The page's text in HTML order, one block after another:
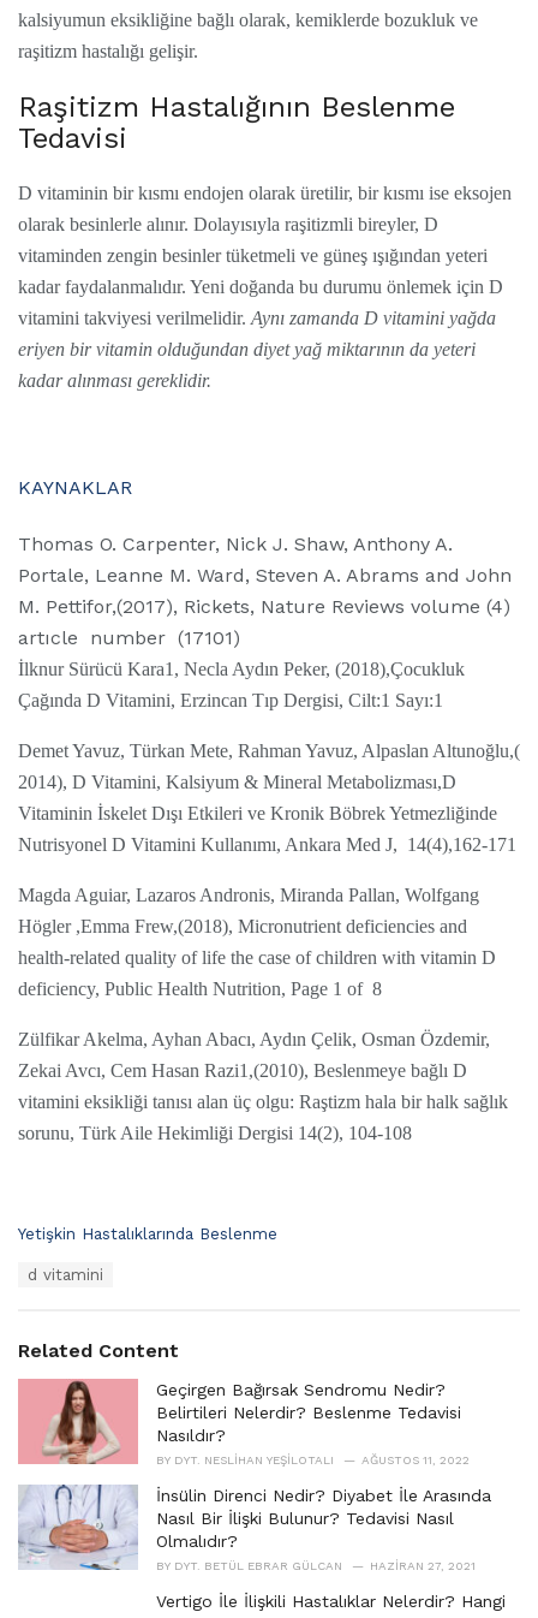
kalsiyumun eksikliğine bağlı olarak, kemiklerde bozukluk ve
raşitizm hastalığı gelişir.
Raşitizm Hastalığının Beslenme
Tedavisi
D vitaminin bir kısmı endojen olarak üretilir, bir kısmı ise eksojen
olarak besinlerle alınır. Dolayısıyla raşitizmli bireyler, D
vitaminden zengin besinler tüketmeli ve güneş ışığından yeteri
kadar faydalanmalıdır. Yeni doğanda bu durumu önlemek için D
vitamini takviyesi verilmelidir. Aynı zamanda D vitamini yağda
eriyen bir vitamin olduğundan diyet yağ miktarının da yeteri
kadar alınması gereklidir.
KAYNAKLAR
Thomas O. Carpenter, Nick J. Shaw, Anthony A.
Portale, Leanne M. Ward, Steven A. Abrams and John
M. Pettifor,(2017), Rickets, Nature Reviews volume (4)
artıcle number (17101)
İlknur Sürücü Kara1, Necla Aydın Peker, (2018),Çocukluk
Çağında D Vitamini, Erzincan Tıp Dergisi, Cilt:1 Sayı:1
Demet Yavuz, Türkan Mete, Rahman Yavuz, Alpaslan Altunoğlu,(
2014), D Vitamini, Kalsiyum & Mineral Metabolizması,D
Vitaminin İskelet Dışı Etkileri ve Kronik Böbrek Yetmezliğinde
Nutrisyonel D Vitamini Kullanımı, Ankara Med J, 14(4),162-171
Magda Aguiar, Lazaros Andronis, Miranda Pallan, Wolfgang
Högler ,Emma Frew,(2018), Micronutrient deficiencies and
health-related quality of life the case of children with vitamin D
deficiency, Public Health Nutrition, Page 1 of 8
Zülfikar Akelma, Ayhan Abacı, Aydın Çelik, Osman Özdemir,
Zekai Avcı, Cem Hasan Razi1,(2010), Beslenmeye bağlı D
vitamini eksikliği tanısı alan üç olgu: Raştizm hala bir halk sağlık
sorunu, Türk Aile Hekimliği Dergisi 14(2), 104-108
C
o
r
i
Yetişkin Hastalıklarında Beslenme
:
d vitamini
Related Content
Geçirgen Bağırsak Sendromu Nedir?
Belirtileri Nelerdir? Beslenme Tedavisi
Nasıldır?
BY DYT. NESLIHAN YEŞILOTALI AĞUSTOS 11, 2022
İnsülin Direnci Nedir? Diyabet İle Arasında
Nasıl Bir İlişki Bulunur? Tedavisi Nasıl
Olmalıdır?
BY DYT. BETÜL EBRAR GÜLCAN HAZIRAN 27, 2021
Vertigo İle İlişkili Hastalıklar Nelerdir? Hangi